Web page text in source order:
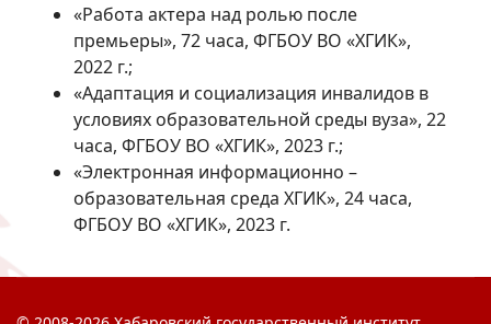
«Работа актера над ролью после
премьеры», 72 часа, ФГБОУ ВО «ХГИК»,
2022 г.;
«Адаптация и социализация инвалидов в
условиях образовательной среды вуза», 22
часа, ФГБОУ ВО «ХГИК», 2023 г.;
«Электронная информационно –
образовательная среда ХГИК», 24 часа,
ФГБОУ ВО «ХГИК», 2023 г.